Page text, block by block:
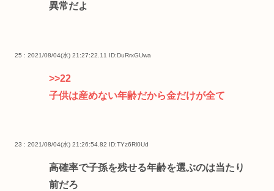
異常だよ
25 : 2021/08/04(水) 21:27:22.11 ID:DuRrxGUwa
>>22
子供は産めない年齢だから金だけが全て
23 : 2021/08/04(水) 21:26:54.82 ID:TYz6Rl0Ud
高確率で子孫を残せる年齢を選ぶのは当たり
前だろ